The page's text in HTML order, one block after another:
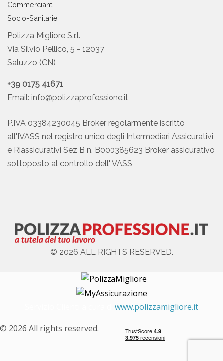
Commercianti
Socio-Sanitarie
Polizza Migliore S.r.l.
Via Silvio Pellico, 5 - 12037
Saluzzo (CN)
+39 0175 41671
Email: info@polizzaprofessione.it
P.IVA 03384230045 Broker regolarmente iscritto
all'IVASS nel registro unico degli Intermediari Assicurativi
e Riassicurativi Sez B n. B000385623 Broker assicurativo
sottoposto al controllo dell'IVASS
© 2026 ALL RIGHTS RESERVED.
www.polizzamigliore.it
© 2026 All rights reserved.